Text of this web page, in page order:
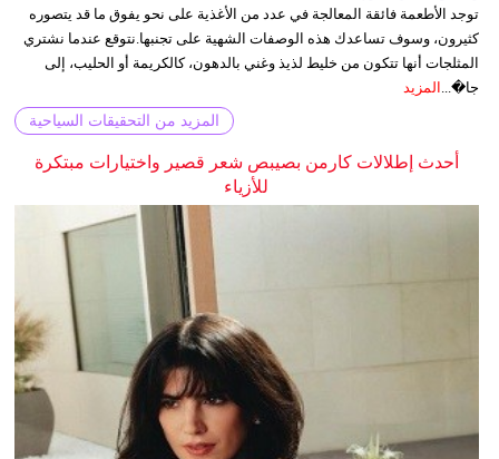
توجد الأطعمة فائقة المعالجة في عدد من الأغذية على نحو يفوق ما قد يتصوره
كثيرون، وسوف تساعدك هذه الوصفات الشهية على تجنبها.نتوقع عندما نشتري
المثلجات أنها تتكون من خليط لذيذ وغني بالدهون، كالكريمة أو الحليب، إلى
جا�...
المزيد
المزيد من التحقيقات السياحية
أحدث إطلالات كارمن بصيبص شعر قصير واختيارات مبتكرة
للأزياء